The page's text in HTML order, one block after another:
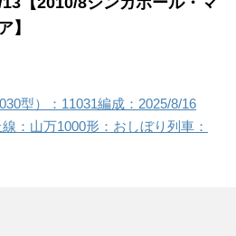
】
型）：11031編成：2025/8/16
：山万1000形：おしぼり列車：